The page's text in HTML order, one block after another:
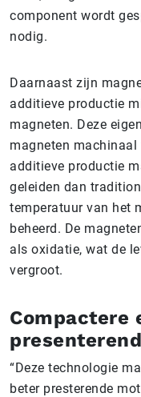
component wordt
nodig.
Daarnaast zijn
additieve productie
magneten. Deze
magneten machinaal
additieve productie
geleiden dan
temperatuur van het
beheerd. De
als oxidatie, wat de
vergroot.
Compactere
“Deze technologie
beter presterende